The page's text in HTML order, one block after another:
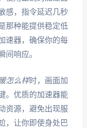
感，指令延迟几秒
那种能提供稳定低
速器，确保你的每
间响应。
怎么样时，画面加
。优质的加速器能
资源，避免出现服
，让你即使身处巴